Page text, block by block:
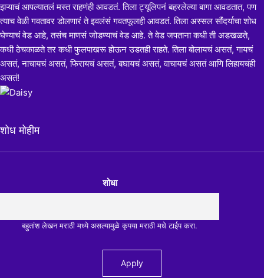
झऱ्याचं आपल्यातलं मस्त राहणंही आवडतं. तिला ट्यूलिपनं बहरलेल्या बागा आवडतात, पण
त्याच वेळी गवतावर डोलणारं ते इवलंसं गवतफूलही आवडतं. तिला अस्सल सौंदर्याचा शोध
घेण्याचं वेड आहे, तसंच माणसं जोडण्याचं वेड आहे. ते वेड जपताना कधी ती अडखळते,
कधी ठेचकाळते तर कधी फुलपाखरू होऊन उडतही राहते. तिला बोलायचं असतं, गायचं
असतं, नाचायचं असतं, फिरायचं असतं, बघायचं असतं, वाचायचं असतं आणि लिहायचंही
असतं!
शोध मोहीम
शोधा
बहुतांश लेखन मराठी मध्ये असल्यामुळे कृपया मराठी मधे टाईप करा.